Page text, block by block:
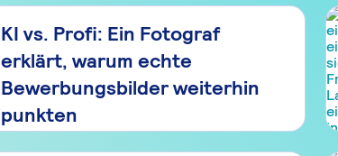
KI vs. Profi: Ein Fotograf
erklärt, warum echte
Bewerbungsbilder weiterhin
punkten